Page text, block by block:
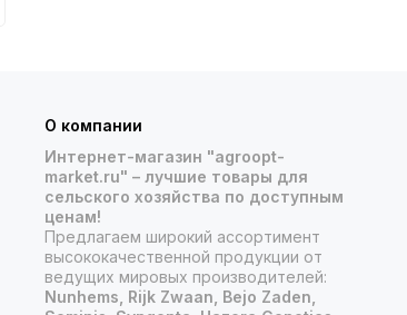
О компании
Интернет-магазин "agroopt-
market.ru" – лучшие товары для
сельского хозяйства по доступным
ценам!
Предлагаем широкий ассортимент
высококачественной продукции от
ведущих мировых производителей:
Nunhems, Rijk Zwaan, Bejo Zaden,